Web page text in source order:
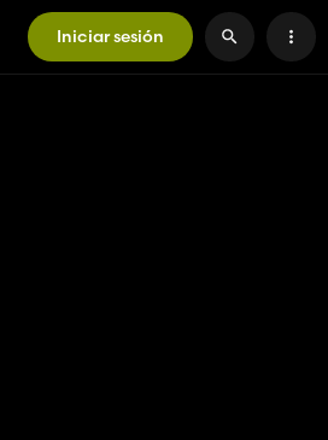
Iniciar sesión